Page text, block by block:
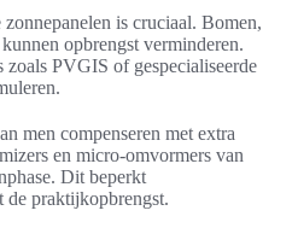
is cruciaal. Bomen,
opbrengst verminderen.
zoals PVGIS of gespecialiseerde
men compenseren met extra
en micro-omvormers van
Dit beperkt
de praktijkopbrengst.